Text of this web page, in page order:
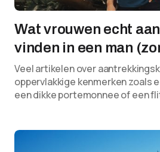
Wat vrouwen echt
vinden in een man
Veel artikelen over
oppervlakkige kenmerken zoals
een dikke portemonnee of een